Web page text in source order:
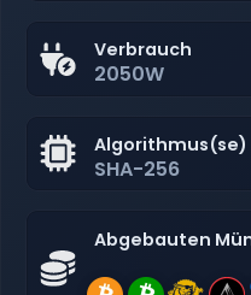
Verbrauch
2050W
Algorithmus(se)
SHA-256
Abgebauten